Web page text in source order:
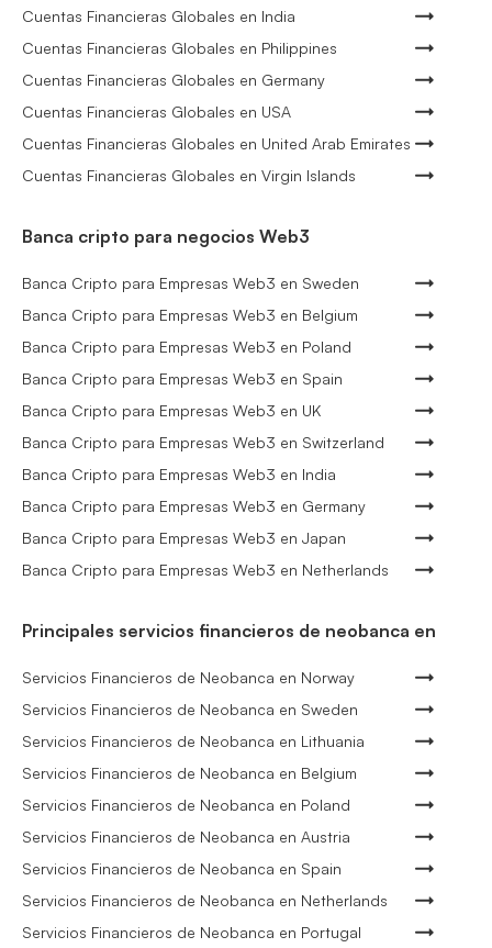
Cuentas Financieras Globales en India
Cuentas Financieras Globales en Philippines
Cuentas Financieras Globales en Germany
Cuentas Financieras Globales en USA
Cuentas Financieras Globales en United Arab Emirates
Cuentas Financieras Globales en Virgin Islands
Banca cripto para negocios Web3
Banca Cripto para Empresas Web3 en Sweden
Banca Cripto para Empresas Web3 en Belgium
Banca Cripto para Empresas Web3 en Poland
Banca Cripto para Empresas Web3 en Spain
Banca Cripto para Empresas Web3 en UK
Banca Cripto para Empresas Web3 en Switzerland
Banca Cripto para Empresas Web3 en India
Banca Cripto para Empresas Web3 en Germany
Banca Cripto para Empresas Web3 en Japan
Banca Cripto para Empresas Web3 en Netherlands
Principales servicios financieros de neobanca en
Servicios Financieros de Neobanca en Norway
Servicios Financieros de Neobanca en Sweden
Servicios Financieros de Neobanca en Lithuania
Servicios Financieros de Neobanca en Belgium
Servicios Financieros de Neobanca en Poland
Servicios Financieros de Neobanca en Austria
Servicios Financieros de Neobanca en Spain
Servicios Financieros de Neobanca en Netherlands
Servicios Financieros de Neobanca en Portugal